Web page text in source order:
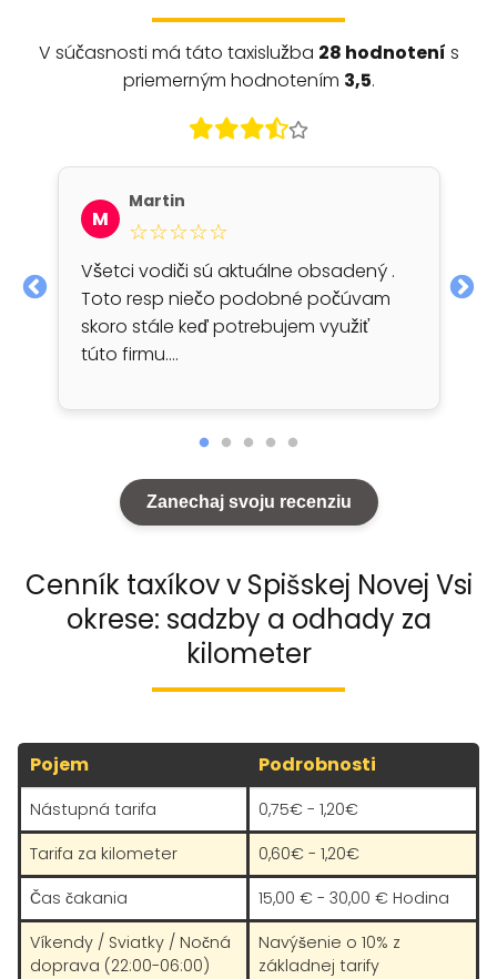
V súčasnosti má táto taxislužba 28 hodnotení s
priemerným hodnotením 3,5.
M
Martin
☆☆☆☆☆
Všetci vodiči sú aktuálne obsadený .
Toto resp niečo podobné počúvam
skoro stále keď potrebujem využiť
túto firmu.…
Zanechaj svoju recenziu
Cenník taxíkov v Spišskej Novej Vsi
okrese: sadzby a odhady za
kilometer
Pojem Podrobnosti
Nástupná tarifa
0,75€ - 1,20€
Tarifa za kilometer
0,60€ - 1,20€
Čas čakania
15,00 € - 30,00 € Hodina
Víkendy / Sviatky / Nočná
doprava (22:00-06:00)
Navýšenie o 10% z
základnej tarify